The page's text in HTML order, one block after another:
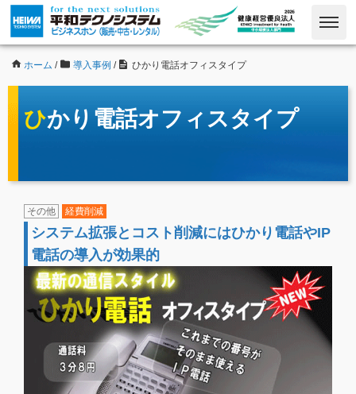
ホーム / 導入事例 / ひかり電話オフィスタイプ
ひかり電話オフィスタイプ
その他 経費削減
システム拡張とコスト削減にはひかり電話やIP
電話の導入が効果的